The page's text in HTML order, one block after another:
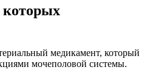
которых
медикамент, который
мочеполовой системы.